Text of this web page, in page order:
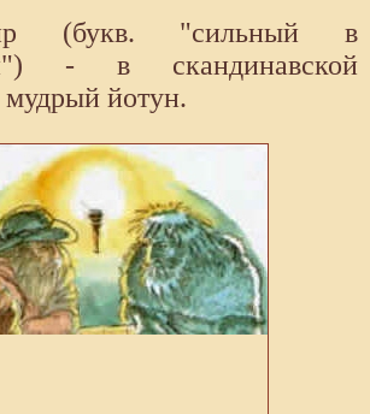
(букв. "сильный в
- в скандинавской
йотун.